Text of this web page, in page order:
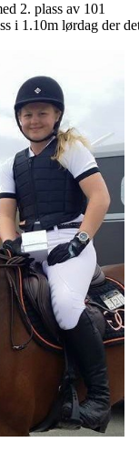
2. plass av 101
i 1.10m lørdag der